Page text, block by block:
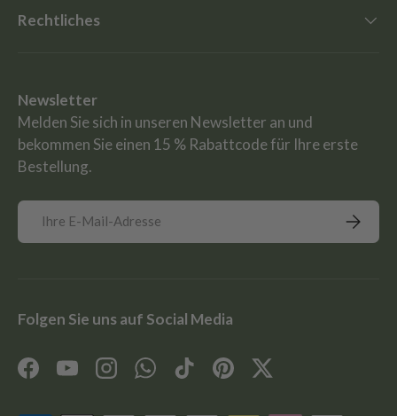
Rechtliches
Newsletter
Melden Sie sich in unseren Newsletter an und
bekommen Sie einen 15 % Rabattcode für Ihre erste
Bestellung.
E-Mail
Folgen Sie uns auf Social Media
FacebookYouTubeInstagramWhatsApp
TikTokPinterestTwitter